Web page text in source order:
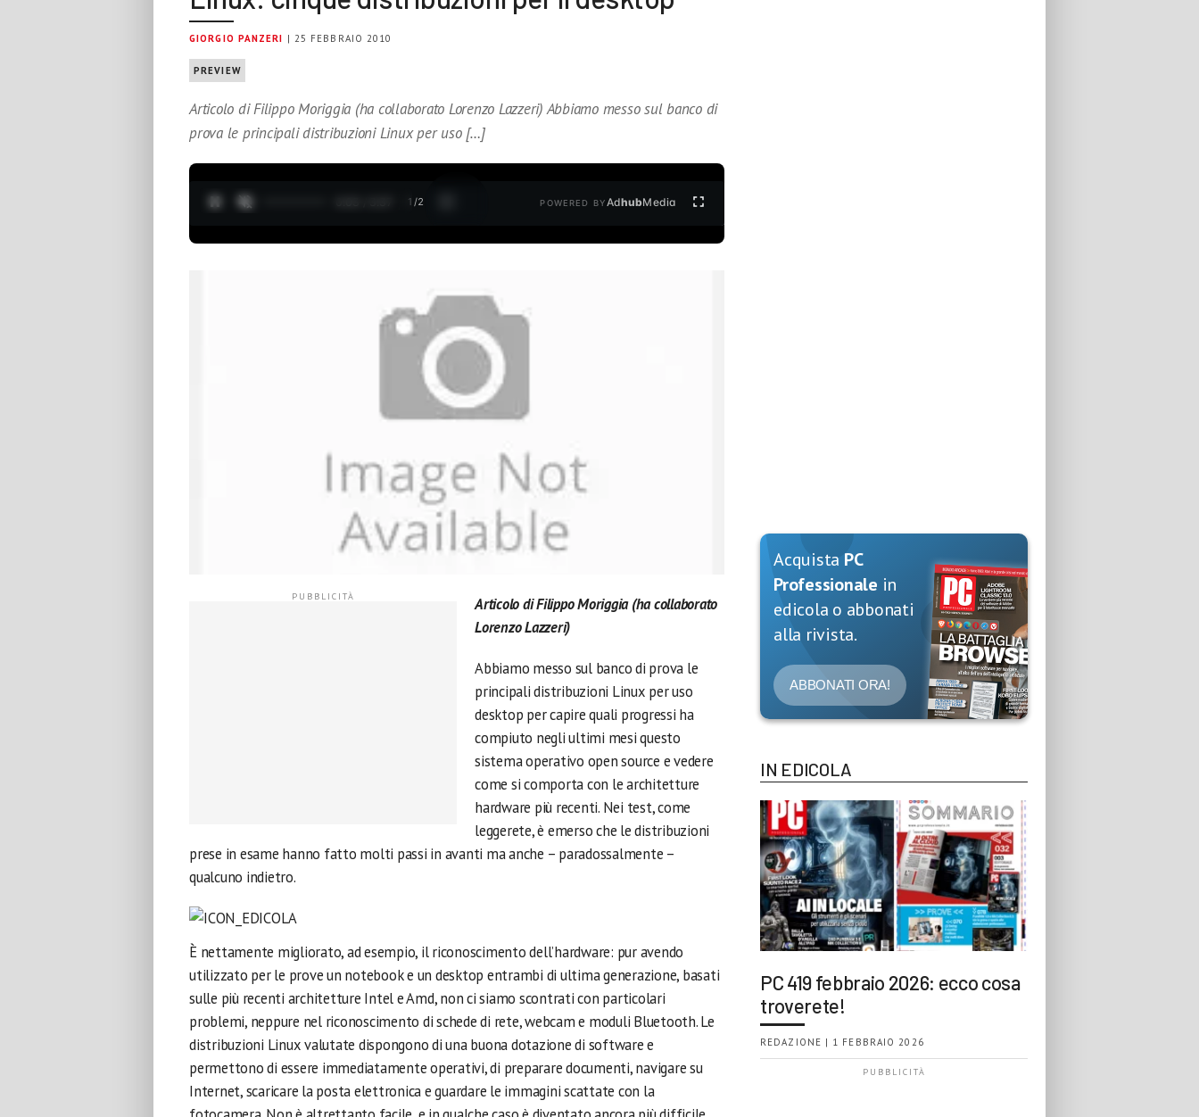
GIORGIO PANZERI | 25 FEBBRAIO 2010
PREVIEW
Articolo di Filippo Moriggia (ha collaborato Lorenzo Lazzeri) Abbiamo messo sul banco di
prova le principali distribuzioni Linux per uso […]
1 /2 POWERED BYAdhubMedia
Articolo di Filippo Moriggia (ha collaborato
Lorenzo Lazzeri)
Abbiamo messo sul banco di prova le
principali distribuzioni Linux per uso
desktop per capire quali progressi ha
compiuto negli ultimi mesi questo
sistema operativo open source e vedere
come si comporta con le architetture
hardware più recenti. Nei test, come
leggerete, è emerso che le distribuzioni
prese in esame hanno fatto molti passi in avanti ma anche – paradossalmente –
qualcuno indietro.
È nettamente migliorato, ad esempio, il riconoscimento dell’hardware: pur avendo
utilizzato per le prove un notebook e un desktop entrambi di ultima generazione, basati
sulle più recenti architetture Intel e Amd, non ci siamo scontrati con particolari
problemi, neppure nel riconoscimento di schede di rete, webcam e moduli Bluetooth. Le
distribuzioni Linux valutate dispongono di una buona dotazione di software e
permettono di essere immediatamente operativi, di preparare documenti, navigare su
Internet, scaricare la posta elettronica e guardare le immagini scattate con la
Acquista PC
Professionale in
edicola o abbonati
alla rivista.
ABBONATI ORA!
IN EDICOLA
PC 419 febbraio 2026: ecco cosa
troverete!
REDAZIONE | 1 FEBBRAIO 2026